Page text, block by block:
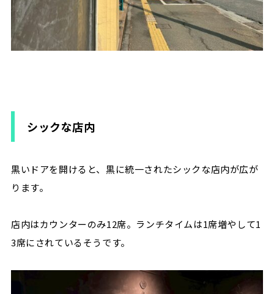
シックな店内
黒いドアを開けると、黒に統一されたシックな店内が広が
ります。
店内はカウンターのみ12席。ランチタイムは1席増やして1
3席にされているそうです。